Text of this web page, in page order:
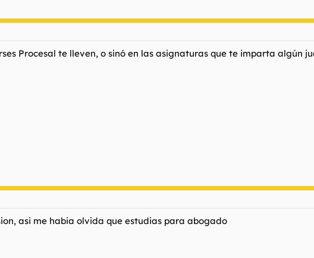
Procesal te lleven, o sinó en las asignaturas que te imparta algún
asi me habia olvida que estudias para abogado